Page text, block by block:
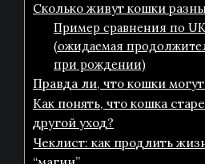
Сколько живут кошки
Пример сравнения по
(ожидаемая
при рождении)
Правда ли, что кошки
Как понять, что кошка
другой уход?
Чеклист: как продлить